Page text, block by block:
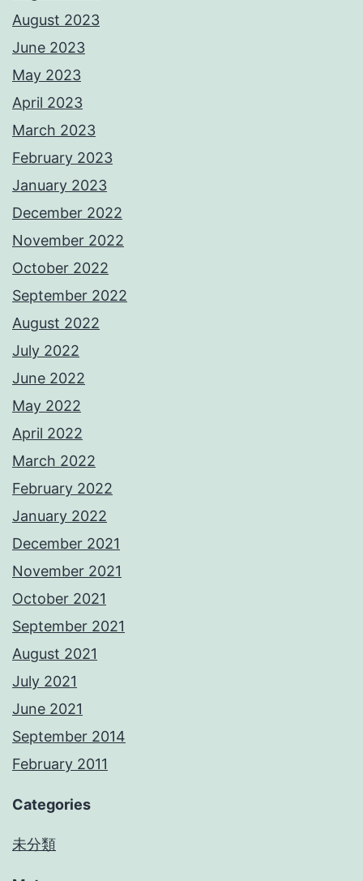
August 2023
June 2023
May 2023
April 2023
March 2023
February 2023
January 2023
December 2022
November 2022
October 2022
September 2022
August 2022
July 2022
June 2022
May 2022
April 2022
March 2022
February 2022
January 2022
December 2021
November 2021
October 2021
September 2021
August 2021
July 2021
June 2021
September 2014
February 2011
Categories
未分類